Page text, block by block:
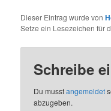
Dieser Eintrag wurde von
Setze ein Lesezeichen für
Schreibe
Du musstangemeldet
abzugeben.